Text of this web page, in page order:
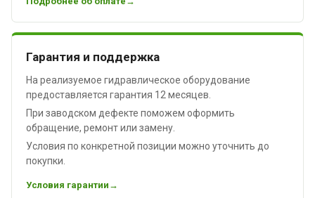
Гарантия и поддержка
На реализуемое гидравлическое оборудование
предоставляется гарантия 12 месяцев.
При заводском дефекте поможем оформить
обращение, ремонт или замену.
Условия по конкретной позиции можно уточнить до
покупки.
Условия гарантии